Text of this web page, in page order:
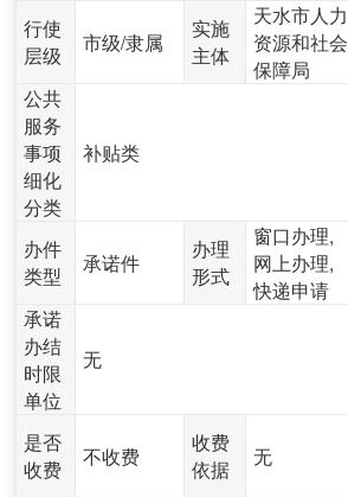
行使
层级
市级/隶属
实施
主体
天水市人力
资源和社会
保障局
公共
服务
事项
细化
分类
补贴类
办件
类型
承诺件
办理
形式
窗口办理,
网上办理,
快递申请
承诺
办结
时限
单位
无
是否
收费
不收费
收费
依据
无